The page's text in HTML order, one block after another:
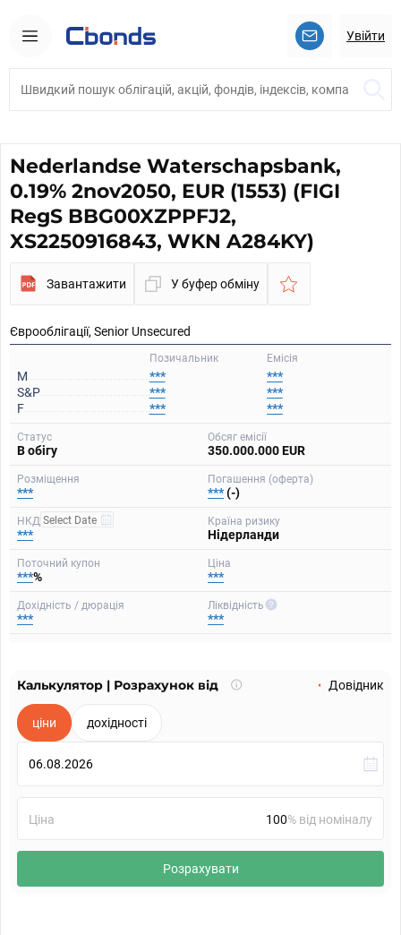
Увійти
Nederlandse Waterschapsbank,
0.19% 2nov2050, EUR (1553) (FIGI
RegS BBG00XZPPFJ2,
XS2250916843, WKN A284KY)
Завантажити У буфер обміну
Єврооблігації, Senior Unsecured
Емісія
Позичальник
M ***
***
S&P
***
***
F
***
***
Статус
В обігу
Обсяг емісії
350.000.000 EUR
Розміщення
***
Погашення (оферта)
***(-)
НКД
***
Країна ризику
Нідерланди
Поточний купон
***%
Ціна
***
Дохідність / дюрація
***
Ліквідність
***
Калькулятор | Розрахунок від
Що
Довідник
ціни дохідності
Ціна % від номіналу
Розрахувати